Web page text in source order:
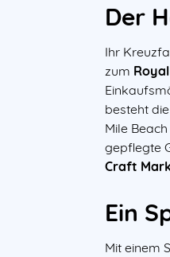
Der
Ihr
zum
besteht
Mile
gepflegte
Craft
Ein
Mit einem